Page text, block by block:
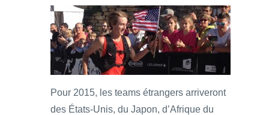
Pour 2015, les teams étrangers arriveront
des États-Unis, du Japon, d’Afrique du